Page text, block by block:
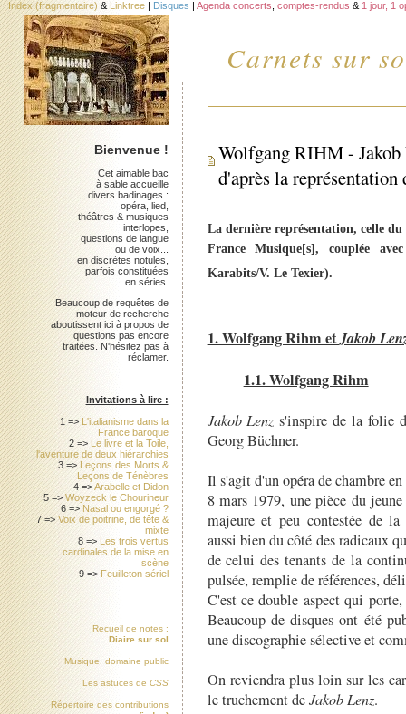
Carnets sur
Index (fragmentaire) & Linktree | Disques | Agenda concerts comptes-rendus & 1 jour, 1
Wolfgang RIHM - Jakob
d'après la
La dernière représentation, celle
France Musique[s], couplée
Karabits/V. Le Texier).
1. Wolfgang Rihm etJakob
1.1. Wolfgang Rihm
Jakob Lenz s'inspire de la folie
Georg Büchner.
Il s'agit d'un opéra de chambre
8 mars 1979, une pièce du
majeure et peu contestée de
aussi bien du côté des radicaux
de celui des tenants de la
pulsée, remplie de références,
C'est ce double aspect qui
Beaucoup de disques ont été
une discographie sélective et
On reviendra plus loin sur les
le truchement deJakob Lenz.
Bienvenue !
Cet aimable bac
à sable accueille
divers badinages :
opéra, lied,
théâtres & musiques
interlopes,
questions de langue
ou de voix...
en discrètes notules,
parfois constituées
en séries.
Beaucoup de requêtes de
moteur de recherche
aboutissent ici à propos de
questions pas encore
traitées. N'hésitez pas à
réclamer.
Invitations à lire :
1 => L'italianisme dans la
France baroque
2 => Le livre et la Toile,
l'aventure de deux hiérarchies
3 => Leçons des Morts &
Leçons de Ténèbres
4 =>Arabelle et Didon
5 =>Woyzeck le Chourineur
6 => Nasal ou engorgé ?
7 =>Voix de poitrine, de tête &
mixte
8 => Les trois vertus
cardinales de la mise en
scène
9 => Feuilleton sériel
Recueil de notes :
Diaire sur sol
Musique, domaine public
Les astuces de CSS
Répertoire des contributions